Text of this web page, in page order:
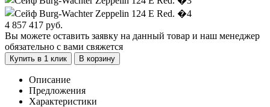
4 857 417 руб.
Вы можете оставить заявку на данный товар и наш менеджер
обязательно с вами свяжется
Купить в 1 клик В корзину
Описание
Предложения
Характеристики